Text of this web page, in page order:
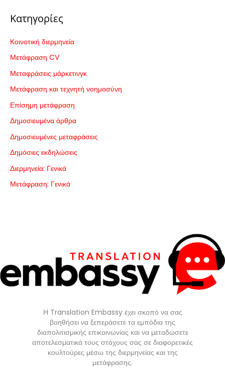
Κατηγορίες
Κοινοτική διερμηνεία
Μετάφραση CV
Μεταφράσεις μάρκετινγκ
Μετάφραση και τεχνητή νοημοσύνη
Επίσημη μετάφραση
Δημοσιευμένα άρθρα
Δημοσιευμένες μεταφράσεις
Δημόσιες εκδηλώσεις
Διερμηνεία: Γενικά
Μετάφραση: Γενικά
Η Translation Embassy έχει σκοπό να σας
βοηθήσει να ξεπεράσετε τα εμπόδια της
διαπολιτισμικής επικοινωνίας και να μεταδώσετε
αποτελεσματικά τους στόχους σας σε διαφορετικές
κουλτούρες μέσω της διερμηνείας και της
μετάφρασης.